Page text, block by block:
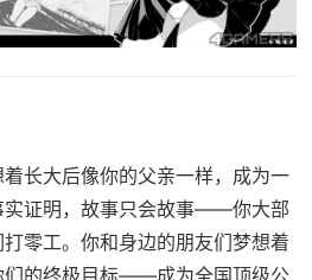
长大后像你的父亲一样，成为一
实证明，故事只会故事——你大部
零工。你和身边的朋友们梦想着